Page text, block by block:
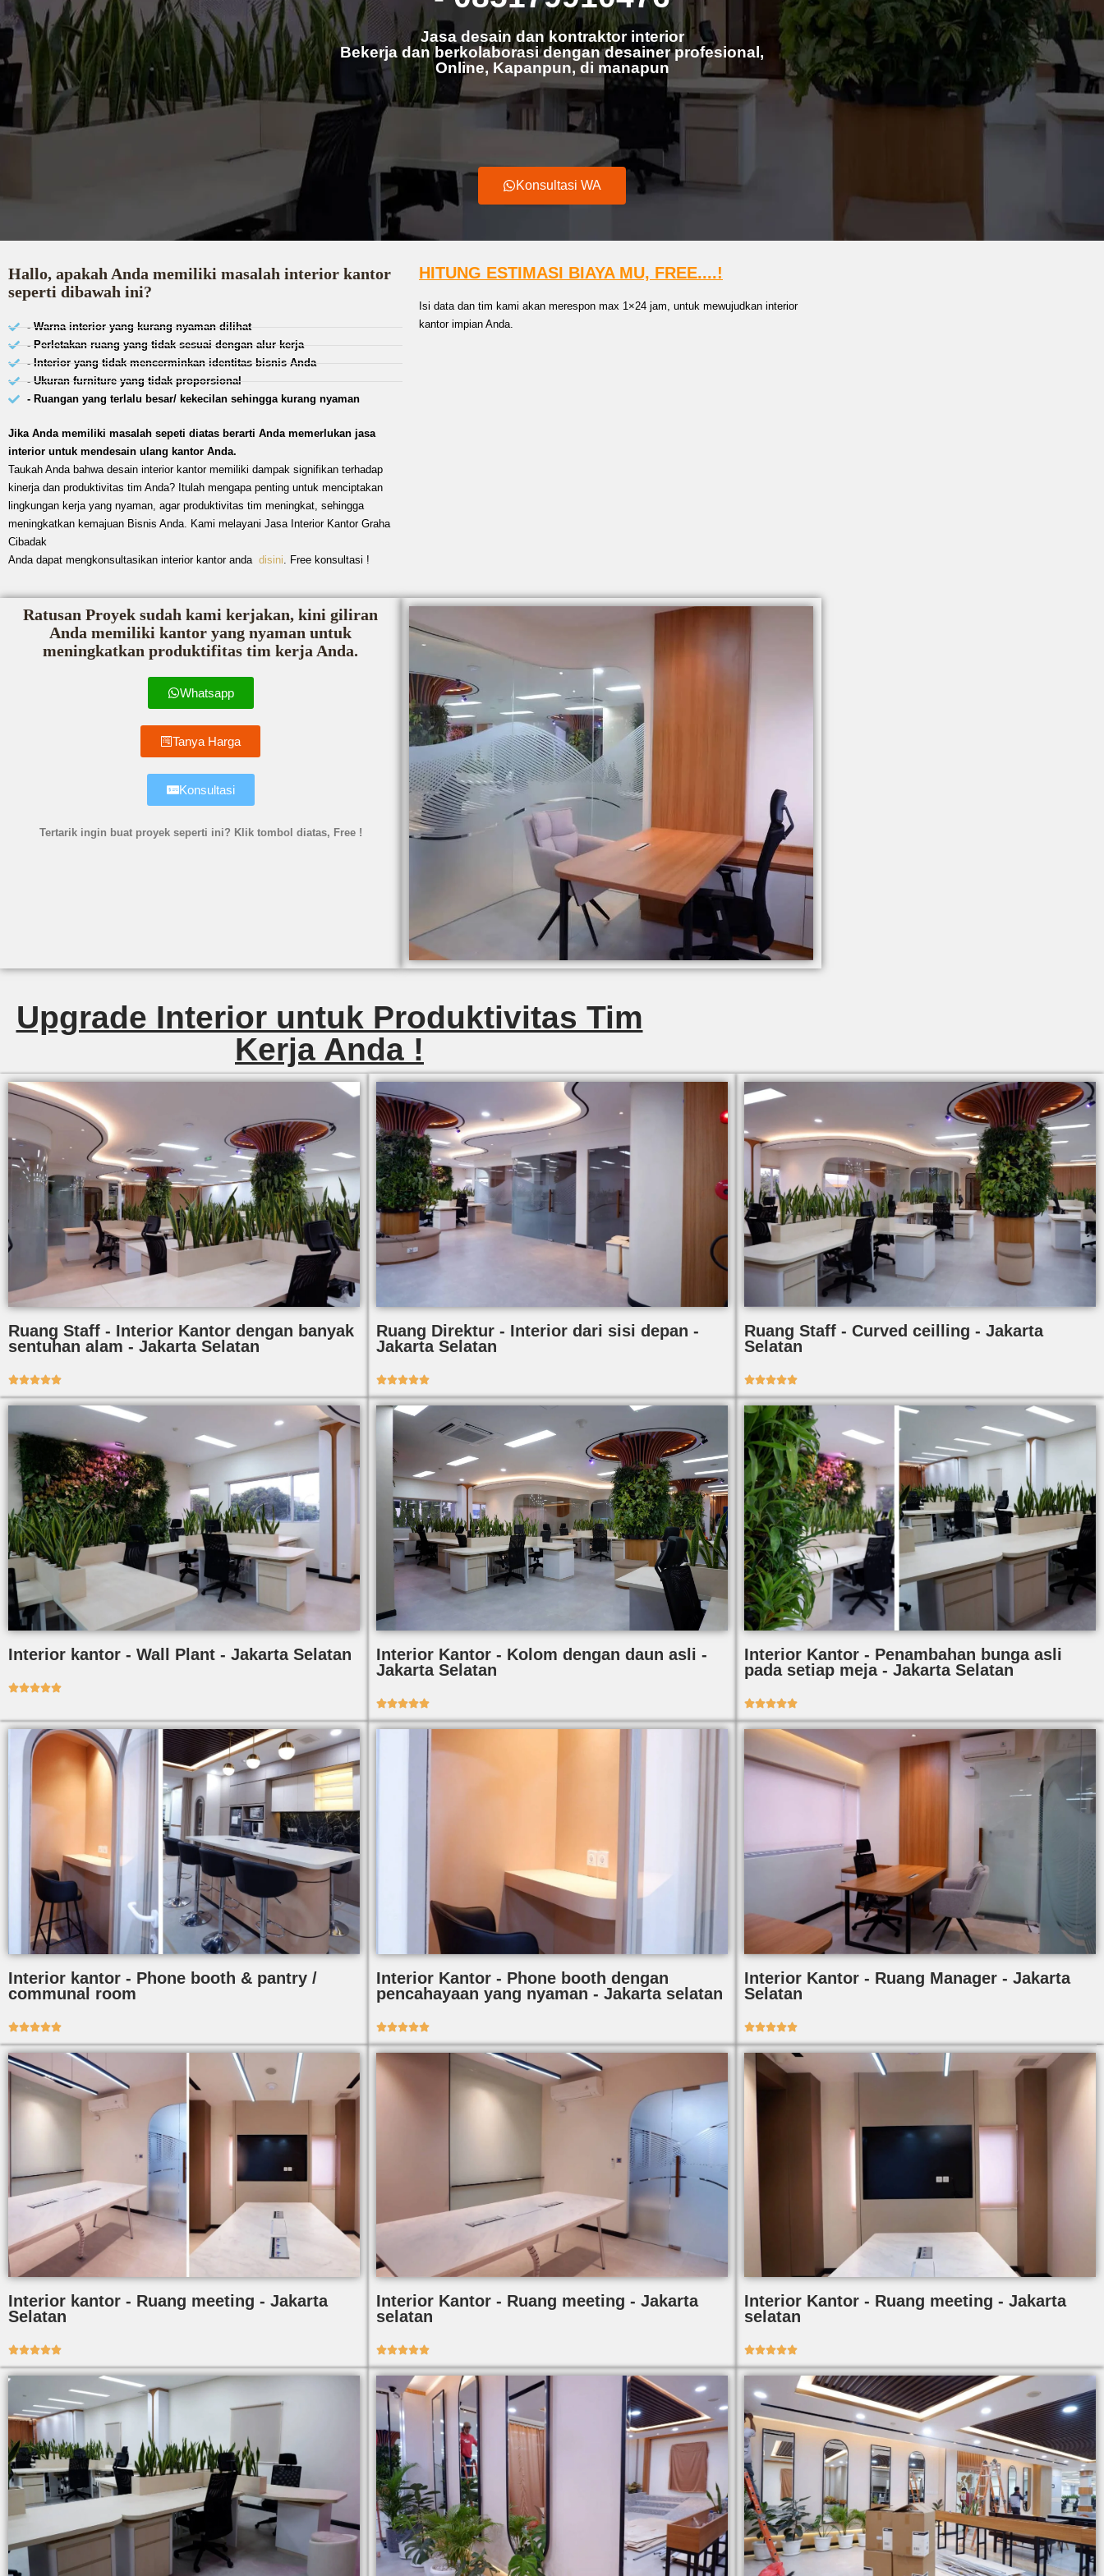
Jasa desain dan kontraktor interior
Bekerja dan berkolaborasi dengan desainer profesional,
Online, Kapanpun, di manapun
Konsultasi WA
Hallo, apakah Anda memiliki masalah interior kantor
seperti dibawah ini?
- Warna interior yang kurang nyaman dilihat
- Perletakan ruang yang tidak sesuai dengan alur kerja
- Interior yang tidak mencerminkan identitas bisnis Anda
- Ukuran furniture yang tidak proporsional
- Ruangan yang terlalu besar/ kekecilan sehingga kurang nyaman
Jika Anda memiliki masalah sepeti diatas berarti Anda memerlukan jasa
interior untuk mendesain ulang kantor Anda.
Taukah Anda bahwa desain interior kantor memiliki dampak signifikan terhadap
kinerja dan produktivitas tim Anda? Itulah mengapa penting untuk menciptakan
lingkungan kerja yang nyaman, agar produktivitas tim meningkat, sehingga
meningkatkan kemajuan Bisnis Anda. Kami melayani Jasa Interior Kantor Graha
Cibadak
Anda dapat mengkonsultasikan interior kantor anda disini. Free konsultasi !
HITUNG ESTIMASI BIAYA MU, FREE....!
Isi data dan tim kami akan merespon max 1×24 jam, untuk mewujudkan interior
kantor impian Anda.
Ratusan Proyek sudah kami kerjakan, kini giliran
Anda memiliki kantor yang nyaman untuk
meningkatkan produktifitas tim kerja Anda.
Whatsapp
Tanya Harga
Konsultasi
Tertarik ingin buat proyek seperti ini? Klik tombol diatas, Free !
Upgrade Interior untuk Produktivitas Tim
Kerja Anda !
Ruang Staff - Interior Kantor dengan banyak
sentuhan alam - Jakarta Selatan

Ruang Direktur - Interior dari sisi depan -
Jakarta Selatan

Ruang Staff - Curved ceilling - Jakarta
Selatan

Interior kantor - Wall Plant - Jakarta Selatan

Interior Kantor - Kolom dengan daun asli -
Jakarta Selatan

Interior Kantor - Penambahan bunga asli
pada setiap meja - Jakarta Selatan

Interior kantor - Phone booth & pantry /
communal room

Interior Kantor - Phone booth dengan
pencahayaan yang nyaman - Jakarta selatan

Interior Kantor - Ruang Manager - Jakarta
Selatan

Interior kantor - Ruang meeting - Jakarta
Selatan

Interior Kantor - Ruang meeting - Jakarta
selatan

Interior Kantor - Ruang meeting - Jakarta
selatan
